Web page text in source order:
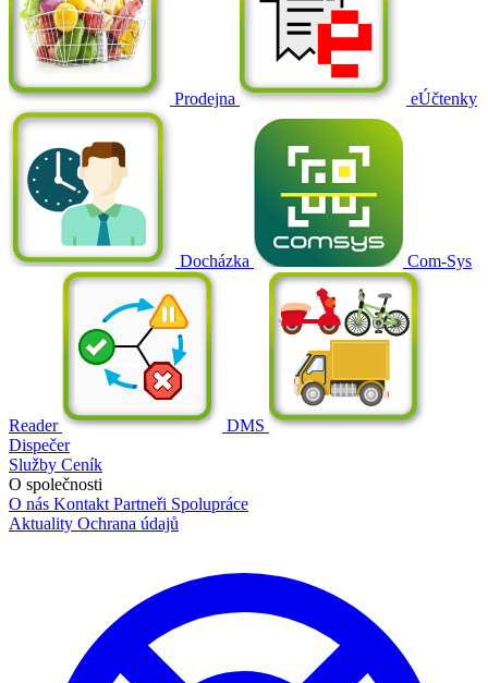
Prodejna eÚčtenky
Docházka Com-Sys
Reader
DMS
Dispečer
Služby Ceník
O společnosti
O nás Kontakt Partneři Spolupráce
Aktuality Ochrana údajů